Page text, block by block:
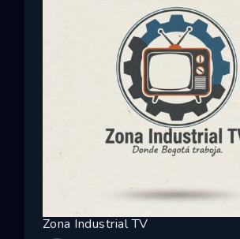
Zona Industrial TV